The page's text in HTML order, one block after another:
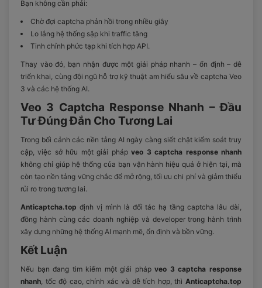
Bạn không cần phải:
Chờ đợi captcha phản hồi trong nhiều giây
Lo lắng hệ thống sập khi traffic tăng
Tinh chỉnh phức tạp khi tích hợp API.
Thay vào đó, bạn nhận được một giải pháp nhanh – ổn định – dễ
triển khai, cùng đội ngũ hỗ trợ kỹ thuật am hiểu sâu về captcha Veo
3 và các hệ thống AI.
Veo 3 Captcha Response Nhanh – Đầu
Tư Đúng Đắn Cho Tương Lai
Trong bối cảnh các nền tảng AI ngày càng siết chặt kiểm soát truy
cập, việc sở hữu một giải phápveo 3 captcha response nhanh
không chỉ giúp hệ thống của bạn vận hành hiệu quả ở hiện tại, mà
còn tạo nền tảng vững chắc để mở rộng, tối ưu chi phí và giảm thiểu
rủi ro trong tương lai.
Anticaptcha.top định vị mình là đối tác hạ tầng captcha lâu dài,
đồng hành cùng các doanh nghiệp và developer trong hành trình
xây dựng những hệ thống AI mạnh mẽ, ổn định và bền vững.
Kết Luận
Nếu bạn đang tìm kiếm một giải phápveo 3 captcha response
nhanh , tốc độ cao, chính xác và dễ tích hợp, thì Anticaptcha.top